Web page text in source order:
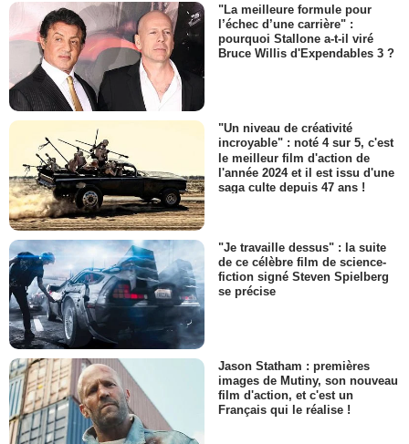
"La meilleure formule pour
l’échec d’une carrière" :
pourquoi Stallone a-t-il viré
Bruce Willis d'Expendables 3 ?
"Un niveau de créativité
incroyable" : noté 4 sur 5, c'est
le meilleur film d'action de
l'année 2024 et il est issu d'une
saga culte depuis 47 ans !
"Je travaille dessus" : la suite
de ce célèbre film de science-
fiction signé Steven Spielberg
se précise
Jason Statham : premières
images de Mutiny, son nouveau
film d'action, et c'est un
Français qui le réalise !